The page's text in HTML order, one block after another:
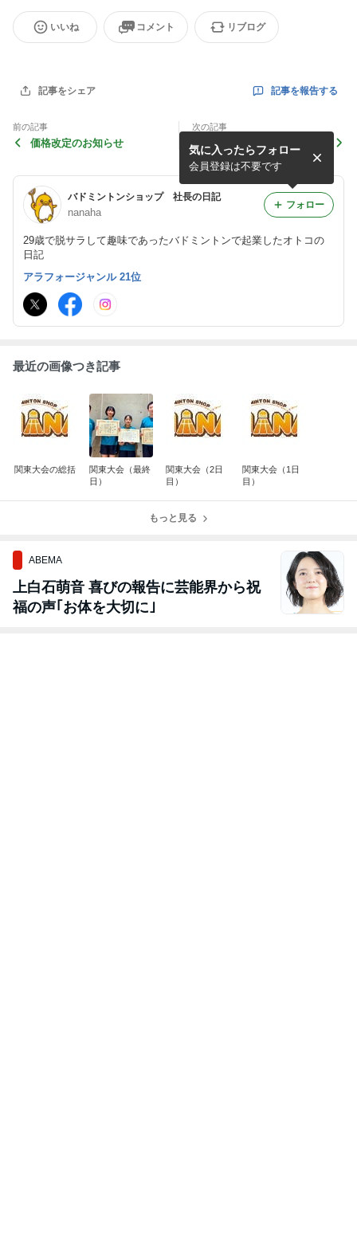
いいね コメント リブログ
記事をシェア 記事を報告する
前の記事
価格改定のお知らせ
次の記事
バドミントンショップ 社長の日記
nanaha
29歳で脱サラして趣味であったバドミントンで起業したオトコの
日記
気に入ったらフォロー
会員登録は不要です
フォロー
アラフォージャンル 21位
最近の画像つき記事
関東大会の総括
関東大会（最終
日）
関東大会（2日
目）
関東大会（1日
目）
もっと見る
ABEMA
上白石萌音 喜びの報告に芸能界から祝
福の声｢お体を大切に｣